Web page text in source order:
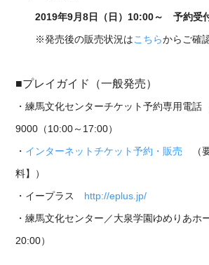
2019年9月8日（日）10:00～ 予約受
※発売後の販売状況はこちらからご確
■プレイガイド（一般発売）
・練馬文化センターチケット予約専用電
9000（10:00～17:00）
・ インターネットチケット予約・販売 （
料】）
・イープラス http://eplus.jp/
・練馬文化センター／大泉学園ゆめりあホ
20:00）